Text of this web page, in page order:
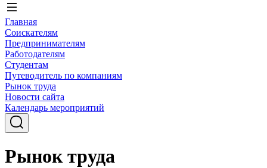
Главная
Соискателям
Предпринимателям
Работодателям
Студентам
Путеводитель по компаниям
Рынок труда
Новости сайта
Календарь мероприятий
Рынок труда